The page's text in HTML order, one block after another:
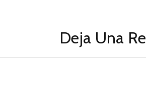
Deja Una